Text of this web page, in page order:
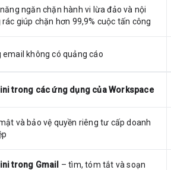
ngăn chặn hành vi lừa đảo và nội
rác giúp chặn hơn 99,9% cuộc tấn công
email không có quảng cáo
trong các ứng dụng của Workspace
và bảo vệ quyền riêng tư cấp doanh
trong Gmail – tìm, tóm tắt và soạn